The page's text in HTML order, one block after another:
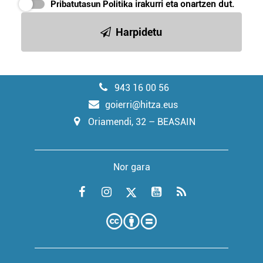
Pribatutasun Politika irakurri eta onartzen dut.
Harpidetu
943 16 00 56
goierri@hitza.eus
Oriamendi, 32 – BEASAIN
Nor gara